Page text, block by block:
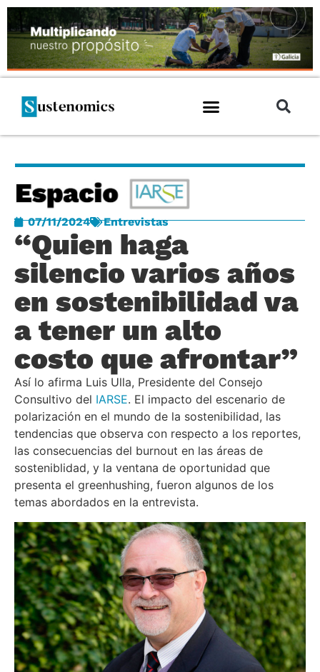
07/11/2024 Entrevistas
“Quien haga
silencio varios años
en sostenibilidad va
a tener un alto
costo que afrontar”
Así lo afirma Luis Ulla, Presidente del Consejo
Consultivo del IARSE. El impacto del escenario de
polarización en el mundo de la sostenibilidad, las
tendencias que observa con respecto a los reportes,
las consecuencias del burnout en las áreas de
sosteniblidad, y la ventana de oportunidad que
presenta el greenhushing, fueron algunos de los
temas abordados en la entrevista.